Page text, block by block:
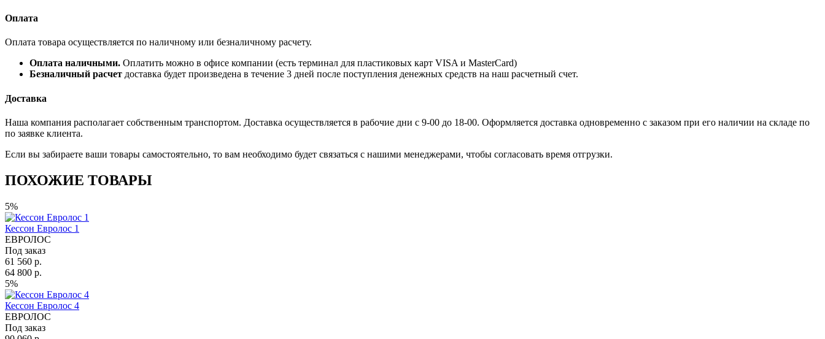
Оплата
Оплата товара осуществляется по наличному или безналичному расчету.
Оплата наличными. Оплатить можно в офисе компании (есть терминал для пластиковых карт VISA и MasterCard)
Безналичный расчет доставка будет произведена в течение 3 дней после поступления денежных средств на наш расчетный счет.
Доставка
Наша компания располагает собственным транспортом. Доставка осуществляется в рабочие дни с 9-00 до 18-00. Оформляется доставка одновременно с заказом при его наличии на складе по
по заявке клиента.
Если вы забираете ваши товары самостоятельно, то вам необходимо будет связаться с нашими менеджерами, чтобы согласовать время отгрузки.
ПОХОЖИЕ ТОВАРЫ
5%
Кессон Евролос 1
ЕВРОЛОС
Под заказ
61 560 р.
64 800 р.
5%
Кессон Евролос 4
ЕВРОЛОС
Под заказ